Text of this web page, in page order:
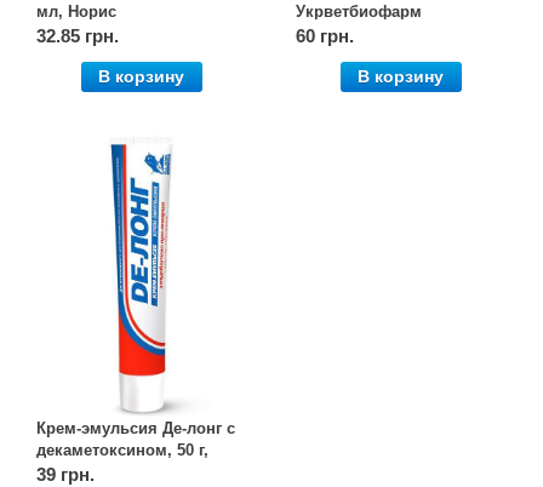
мл, Норис
32.85 грн.
В корзину
Укрветбиофарм
60 грн.
В корзину
Крем-эмульсия Де-лонг с
декаметоксином, 50 г,
O.L.KAR. (Олкар)
39 грн.